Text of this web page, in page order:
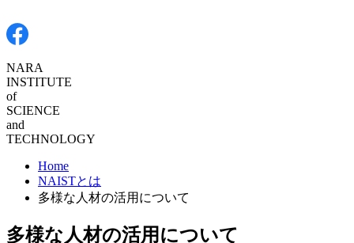
NARA
INSTITUTE
of
SCIENCE
and
TECHNOLOGY
Home
NAISTとは
多様な人材の活用について
多様な人材の活用について